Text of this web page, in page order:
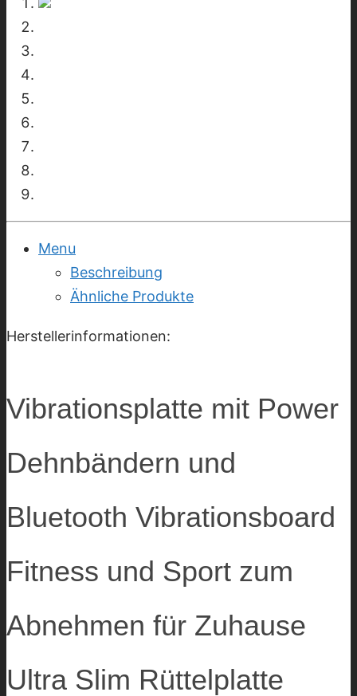
Menu
Beschreibung
Ähnliche Produkte
Herstellerinformationen:
Vibrationsplatte mit Power
Dehnbändern und
Bluetooth Vibrationsboard
Fitness und Sport zum
Abnehmen für Zuhause
Ultra Slim Rüttelplatte